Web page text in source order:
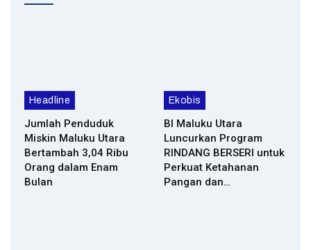
Headline
Jumlah Penduduk
Miskin Maluku Utara
Bertambah 3,04 Ribu
Orang dalam Enam
Bulan
Ekobis
BI Maluku Utara
Luncurkan Program
RINDANG BERSERI untuk
Perkuat Ketahanan
Pangan dan…